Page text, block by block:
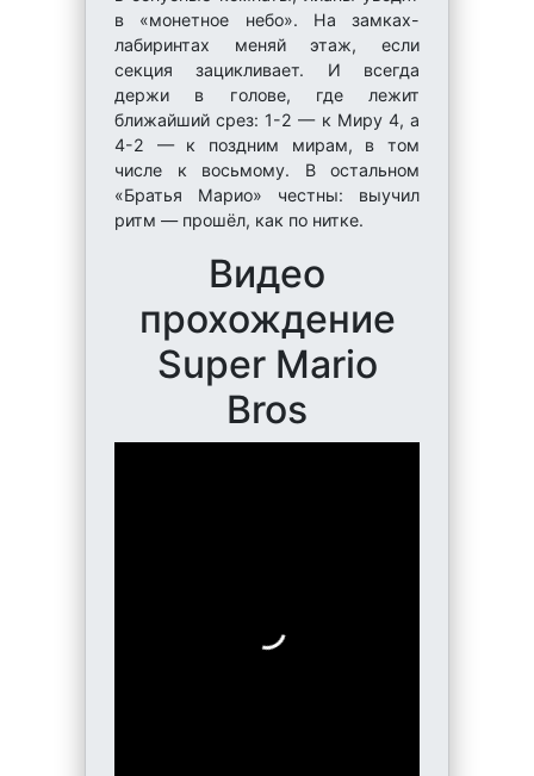
в «монетное небо». На замках-
лабиринтах меняй этаж, если
секция зацикливает. И всегда
держи в голове, где лежит
ближайший срез: 1-2 — к Миру 4, а
4-2 — к поздним мирам, в том
числе к восьмому. В остальном
«Братья Марио» честны: выучил
ритм — прошёл, как по нитке.
Видео
прохождение
Super Mario
Bros